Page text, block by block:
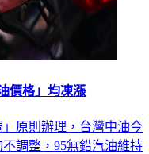
價格」均凍漲
原則辦理，台灣中油今
調整，95無鉛汽油維持